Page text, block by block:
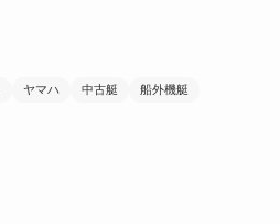
ヤマハ 中古艇 船外機艇